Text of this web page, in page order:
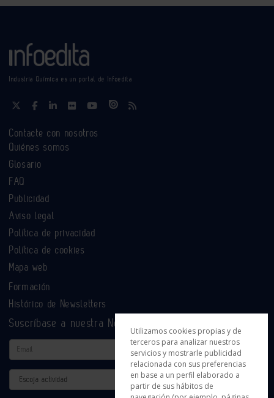
Industria Química es un portal de Infoedita
Contacte con nosotros
Quiénes somos
Glosario
FAQ
Publicidad
Aviso legal
Política de privacidad
Política de cookies
Mapa web
Formación
Histórico de Newsletters
Suscríbase a nuestra Newsletter
Email
Actividad
Utilizamos cookies propias y de
terceros para analizar nuestros
servicios y mostrarle publicidad
relacionada con sus preferencias
en base a un perfil elaborado a
partir de sus hábitos de